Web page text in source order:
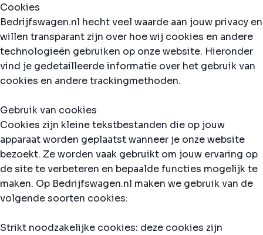
Cookies
Bedrijfswagen.nl hecht veel waarde aan jouw privacy en
willen transparant zijn over hoe wij cookies en andere
technologieën gebruiken op onze website. Hieronder
vind je gedetailleerde informatie over het gebruik van
cookies en andere trackingmethoden.
Gebruik van cookies
Cookies zijn kleine tekstbestanden die op jouw
apparaat worden geplaatst wanneer je onze website
bezoekt. Ze worden vaak gebruikt om jouw ervaring op
de site te verbeteren en bepaalde functies mogelijk te
maken. Op Bedrijfswagen.nl maken we gebruik van de
volgende soorten cookies:
Strikt noodzakelijke cookies: deze cookies zijn